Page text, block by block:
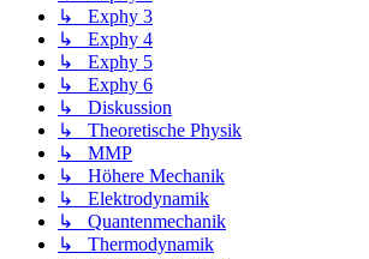
↳ Exphy 3
↳ Exphy 4
↳ Exphy 5
↳ Exphy 6
↳ Diskussion
↳ Theoretische Physik
↳ MMP
↳ Höhere Mechanik
↳ Elektrodynamik
↳ Quantenmechanik
↳ Thermodynamik